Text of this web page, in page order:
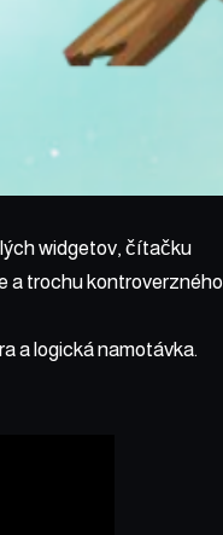
widgetov, čítačku
a trochu kontroverzného
a logická namotávka.